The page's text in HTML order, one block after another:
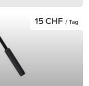
15 CHF / Tag